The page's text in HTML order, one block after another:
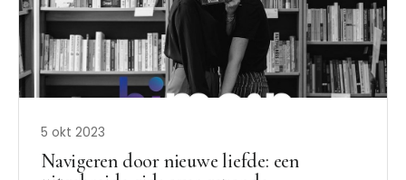
5 okt 2023
Navigeren door nieuwe liefde: een